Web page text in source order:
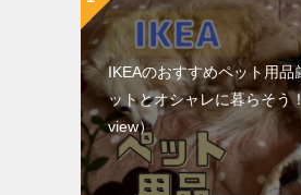
IKEAのおすすめペット用品
ットとオシャレに暮らそう
view）